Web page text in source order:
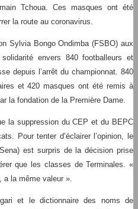
Tchoua. Ces masques ont été
la route au coronavirus.
Sylvia Bongo Ondimba (FSBO) aux
envers 840 footballeurs et
depuis l’arrêt du championnat. 840
et 420 masques ont été remis à
la fondation de la Première Dame.
la suppression du CEP et du BEPC
Pour tenter d’éclairer l’opinion, le
est surpris de la décision prise
que les classes de Terminales. «
a la même valeur ».
et le dictionnaire des noms de